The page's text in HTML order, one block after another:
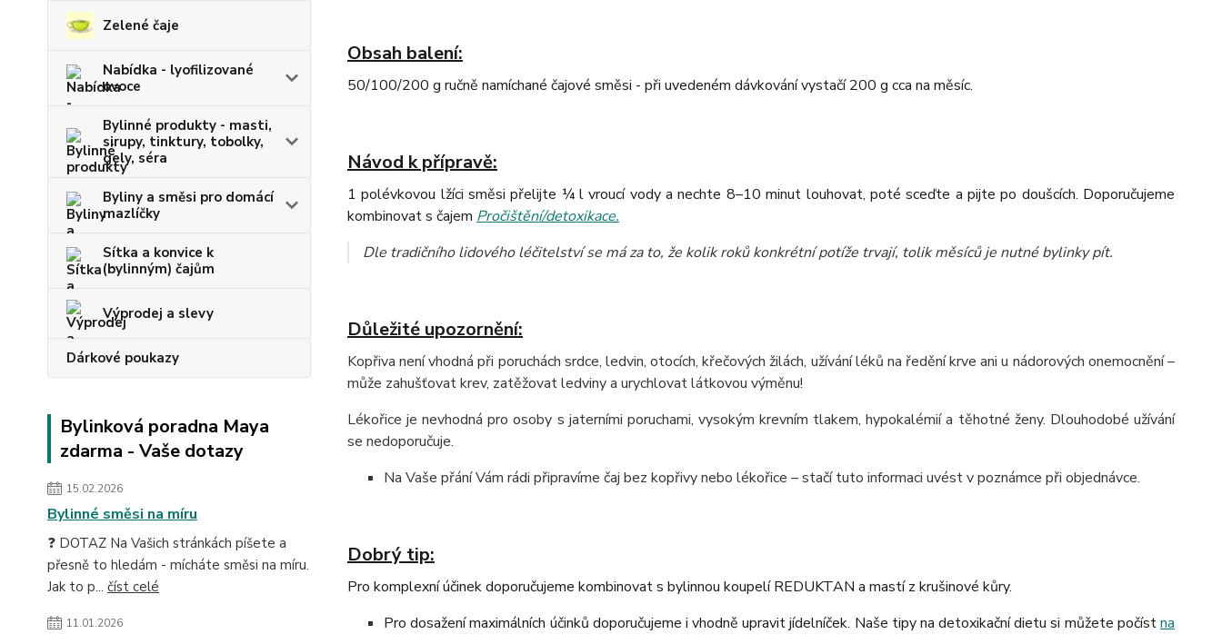
Zelené čaje
Nabídka - lyofilizované
ovoce
Bylinné produkty - masti,
sirupy, tinktury, tobolky,
gely, séra
Byliny a směsi pro domácí
mazlíčky
Sítka a konvice k
(bylinným) čajům
Výprodej a slevy
Dárkové poukazy
Bylinková poradna Maya
zdarma - Vaše dotazy
15.02.2026
Bylinné směsi na míru
❓ DOTAZ Na Vašich stránkách píšete a
přesně to hledám - mícháte směsi na míru.
Jak to p... číst celé
11.01.2026
Obsah balení:
50/100/200 g ručně namíchané čajové směsi - při uvedeném dávkování vystačí 200 g cca na měsíc.
Návod k přípravě:
1 polévkovou lžíci směsi přelijte ¼ l vroucí vody a nechte 8–10 minut louhovat, poté sceďte a pijte po doušcích. Doporučujeme
kombinovat s čajem Pročištění/detoxikace.
Dle tradičního lidového léčitelství se má za to, že kolik roků konkrétní potíže trvají, tolik měsíců je nutné bylinky pít.
Důležité upozornění:
Kopřiva není vhodná při poruchách srdce, ledvin, otocích, křečových žilách, užívání léků na ředění krve ani u nádorových onemocnění –
může zahušťovat krev, zatěžovat ledviny a urychlovat látkovou výměnu!
Lékořice je nevhodná pro osoby s jaterními poruchami, vysokým krevním tlakem, hypokalémií a těhotné ženy. Dlouhodobé užívání
se nedoporučuje.
Na Vaše přání Vám rádi připravíme čaj bez kopřivy nebo lékořice – stačí tuto informaci uvést v poznámce při objednávce.
Dobrý tip:
Pro komplexní účinek doporučujeme kombinovat s bylinnou koupelí REDUKTAN a mastí z krušinové kůry.
Pro dosažení maximálních účinků doporučujeme i vhodně upravit jídelníček. Naše tipy na detoxikační dietu si můžete počístna